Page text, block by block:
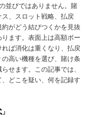
並びではありません。賭
、スロット戦略、払戻
がどう結びつくかを見抜
ます。表面上は高額ボー
ば消化は重くなり、払戻
高い機種を選び、賭け条
せます。この記事では、
どこを疑い、何を記録す